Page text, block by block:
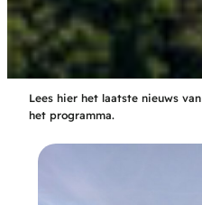
Lees hier het laatste nieuws
het programma.